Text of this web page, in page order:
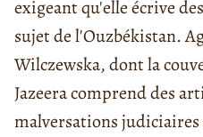
exigeant qu'elle écrive
sujet de l'Ouzbékistan.
Wilczewska, dont la
Jazeera comprend des
malversations